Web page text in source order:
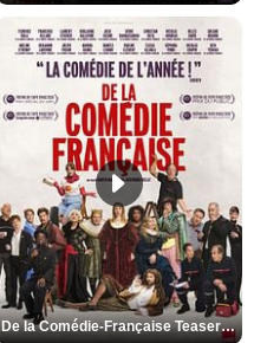
De la Comédie-Française Teaser VF